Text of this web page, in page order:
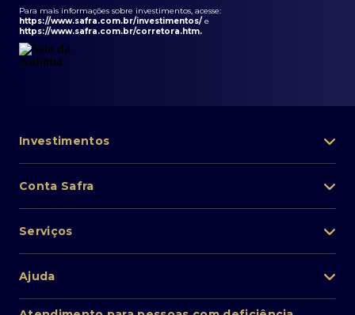
Para mais informações sobre investimentos, acesse:
https://www.safra.com.br/investimentos/ e
https://www.safra.com.br/corretora.htm.
Investimentos
Lista de fundos de investimento
Private Banking
Renda fixa
Conta Safra
Pessoa Física
Cartões
Empréstimos e financiamentos
Serviços
Perda/roubo de celular
Ajuda
Atendimento ao cliente